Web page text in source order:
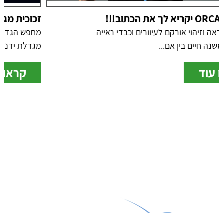
זכוכית מגדלת ידני כרטיס easyPOCKET
מחפש הגדלה עם תאורה קל ונוח לנשיאה? זכוכית
מגדלת ידני כרטיס...